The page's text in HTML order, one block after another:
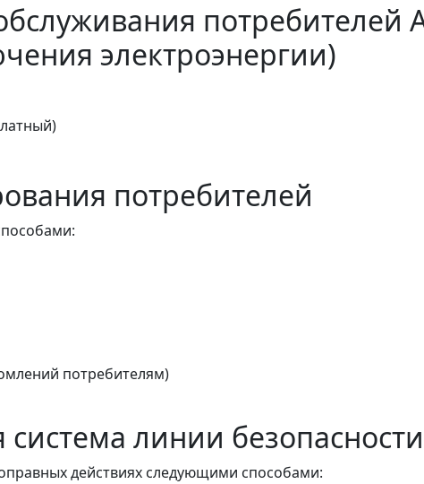
потребителей
электроэнергии)
потребителей
потребителям)
линии безопасности
действиях следующими способами: